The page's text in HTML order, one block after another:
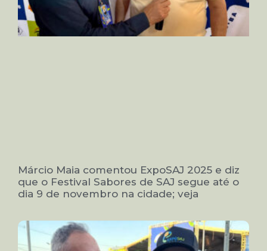
Márcio Maia comentou ExpoSAJ 2025 e diz
que o Festival Sabores de SAJ segue até o
dia 9 de novembro na cidade; veja